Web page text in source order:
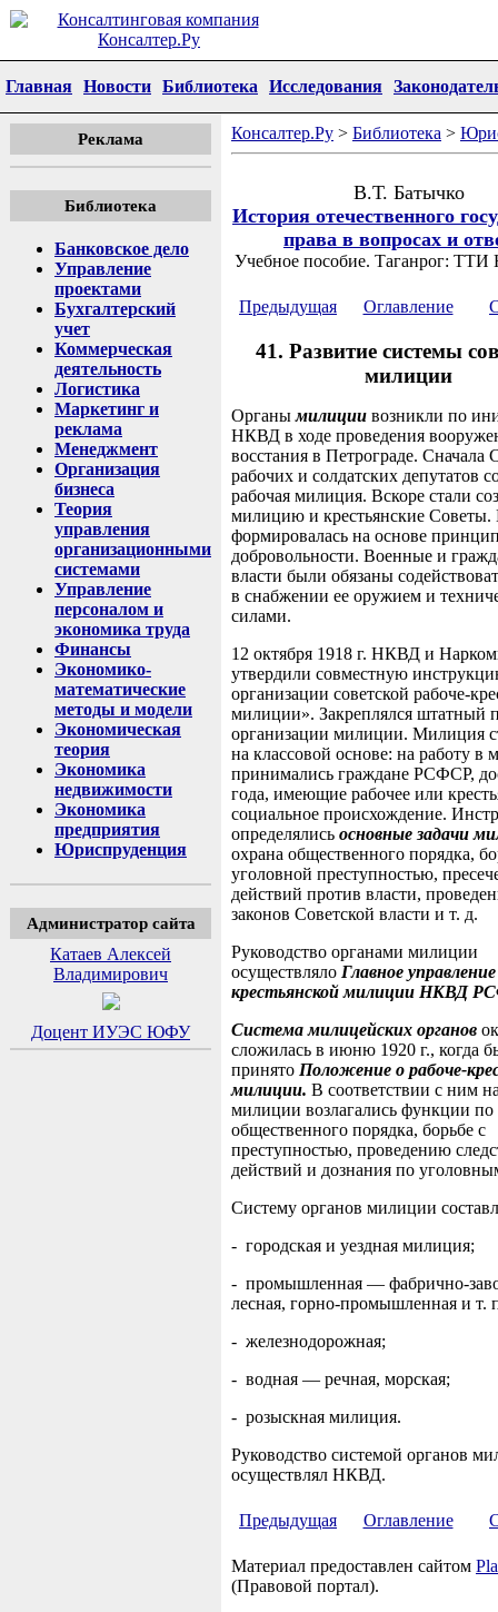
Главная Новости Библиотека Исследования
Реклама
Библиотека
Банковское дело
Управление
проектами
Бухгалтерский
учет
Коммерческая
деятельность
Логистика
Маркетинг и
реклама
Менеджмент
Организация
бизнеса
Теория
управления
организационными
системами
Управление
персоналом и
экономика труда
Финансы
Экономико-
математические
методы и модели
Экономическая
теория
Экономика
недвижимости
Экономика
предприятия
Юриспруденция
Администратор сайта
Катаев Алексей
Владимирович
Доцент ИУЭС ЮФУ
Консалтер.Ру > Библиотека >
В.Т. Батычко
История отечественного
права в вопросах и
Учебное пособие. Таганрог:
Предыдущая Оглавление
41. Развитие системы
милиции
Органымилиции возникли по
НКВД в ходе проведения
восстания в Петрограде. Сначала
рабочих и солдатских депутатов
рабочая милиция. Вскоре стали
милицию и крестьянские
формировалась на основе
добровольности. Военные и
власти были обязаны
в снабжении ее оружием и
силами.
12 октября 1918 г. НКВД и
утвердили совместную
организации советской рабоче-
милиции». Закреплялся штатный
организации милиции. Милиция
на классовой основе: на работу в
принимались граждане РСФСР,
года, имеющие рабочее или
социальное происхождение.
определялись основные задачи
охрана общественного порядка,
уголовной преступностью,
действий против власти,
законов Советской власти и т. д.
Руководство органами милиции
осуществляло Главное
крестьянской милиции НКВД
Система милицейских органов
сложилась в июню 1920 г., когда
принято Положение о рабоче-
милиции. В соответствии с ним
милиции возлагались функции по
общественного порядка, борьбе с
преступностью, проведению
действий и дознания по
Систему органов милиции
- городская и уездная милиция;
- промышленная — фабрично-
лесная, горно-промышленная и т.
- железнодорожная;
- водная — речная, морская;
- розыскная милиция.
Руководство системой органов
осуществлял НКВД.
Предыдущая Оглавление
Материал предоставлен сайтом
(Правовой портал).